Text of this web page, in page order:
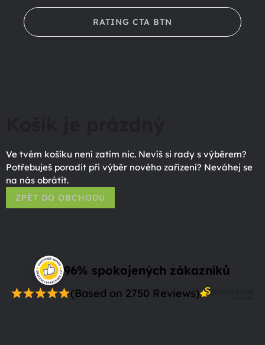
RATING CTA BTN
Ve tvém košíku není zatím nic. Nevíš si rady s výběrem?
Potřebuješ poradit při výběr nového zařízení? Neváhej se
na nás obrátit.
ZPĚT DO OBCHODU
96% spokojených zákazníků
(Based on 2750 Reviews)